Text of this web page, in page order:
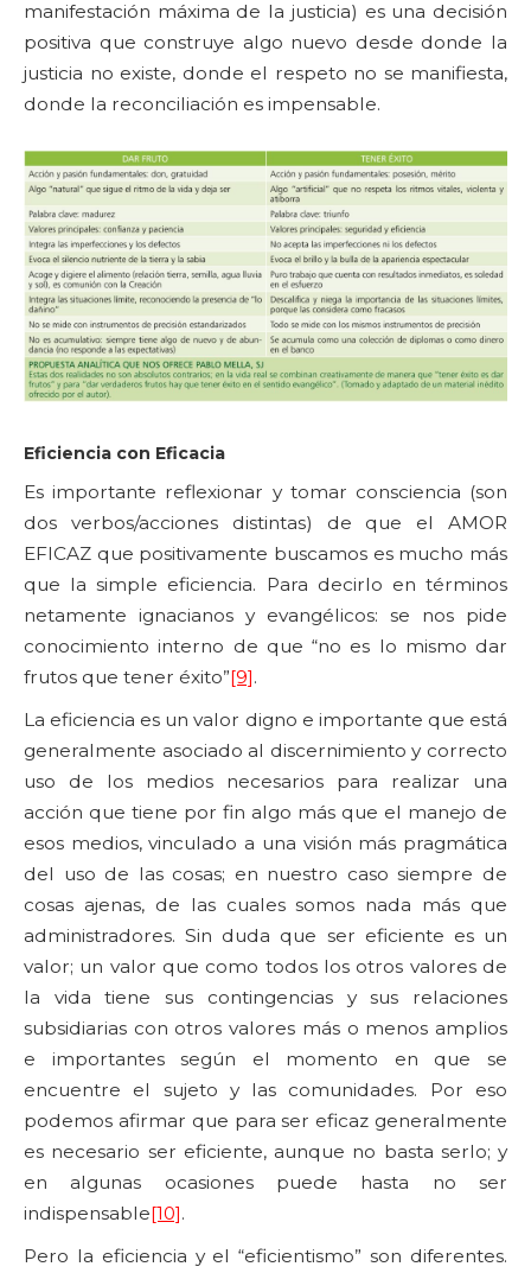
manifestación máxima de la justicia) es una decisión
positiva que construye algo nuevo desde donde la
justicia no existe, donde el respeto no se manifiesta,
donde la reconciliación es impensable.
Eficiencia con Eficacia
Es importante reflexionar y tomar consciencia (son
dos verbos/acciones distintas) de que el AMOR
EFICAZ que positivamente buscamos es mucho más
que la simple eficiencia. Para decirlo en términos
netamente ignacianos y evangélicos: se nos pide
conocimiento interno de que “no es lo mismo dar
frutos que tener éxito”[9].
La eficiencia es un valor digno e importante que está
generalmente asociado al discernimiento y correcto
uso de los medios necesarios para realizar una
acción que tiene por fin algo más que el manejo de
esos medios, vinculado a una visión más pragmática
del uso de las cosas; en nuestro caso siempre de
cosas ajenas, de las cuales somos nada más que
administradores. Sin duda que ser eficiente es un
valor; un valor que como todos los otros valores de
la vida tiene sus contingencias y sus relaciones
subsidiarias con otros valores más o menos amplios
e importantes según el momento en que se
encuentre el sujeto y las comunidades. Por eso
podemos afirmar que para ser eficaz generalmente
es necesario ser eficiente, aunque no basta serlo; y
en algunas ocasiones puede hasta no ser
indispensable[10].
Pero la eficiencia y el “eficientismo” son diferentes.